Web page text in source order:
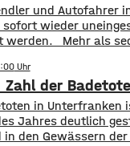
und Autofahrer
sofort wieder
werden. ​Mehr als
das Kiliani
Gast. ​Mittlerweile
Circuszelt wieder
der
in Unterfranken
Jahres deutlich
den Gewässern der